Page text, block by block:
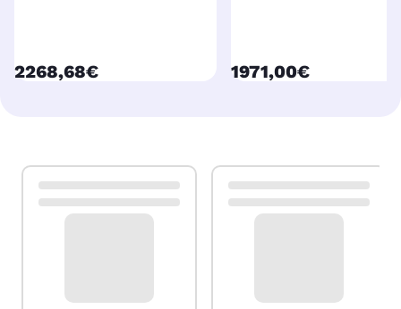
currentPrice
2268,68€ currentPrice
1971,00€